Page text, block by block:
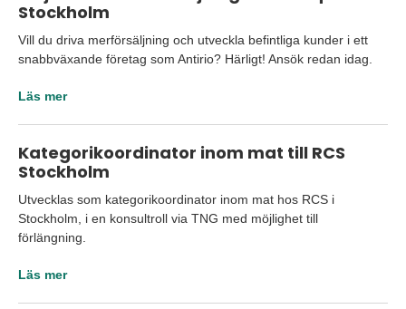
Stockholm
Vill du driva merförsäljning och utveckla befintliga kunder i ett
snabbväxande företag som Antirio? Härligt! Ansök redan idag.
Läs mer
Kategorikoordinator inom mat till RCS
Stockholm
Utvecklas som kategorikoordinator inom mat hos RCS i
Stockholm, i en konsultroll via TNG med möjlighet till
förlängning.
Läs mer